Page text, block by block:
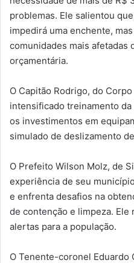
problemas. Ele salientou
impedirá uma enchente,
comunidades mais afetadas
orçamentária.
O Capitão Rodrigo, do
intensificado treinamento da
os investimentos em
simulado de deslizamento
O Prefeito Wilson Molz, de
experiência de seu
e enfrenta desafios na
de contenção e limpeza.
alertas para a população.
O Tenente-coronel Eduardo